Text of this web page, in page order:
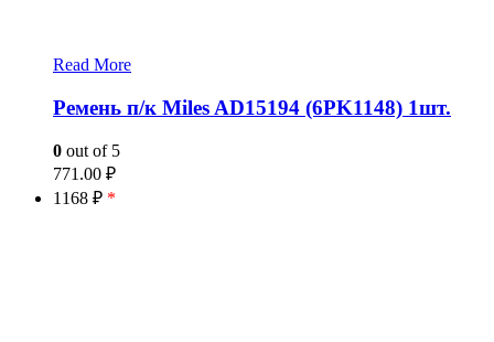
Read More
Ремень п/к Miles AD15194 (6PK1148) 1шт.
0 out of 5
771.00 ₽
1168 ₽ *